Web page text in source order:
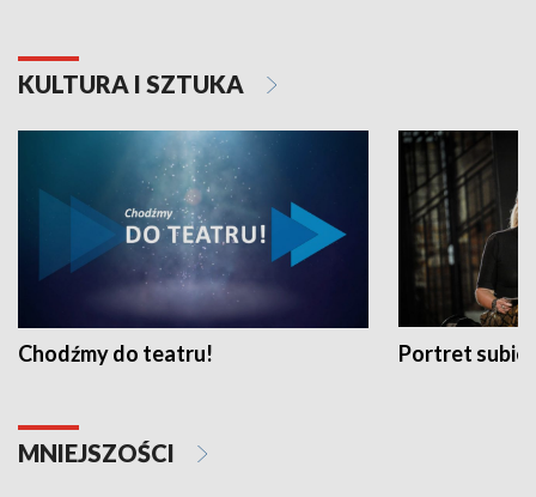
KULTURA I SZTUKA
Chodźmy do teatru! Portret
MNIEJSZOŚCI